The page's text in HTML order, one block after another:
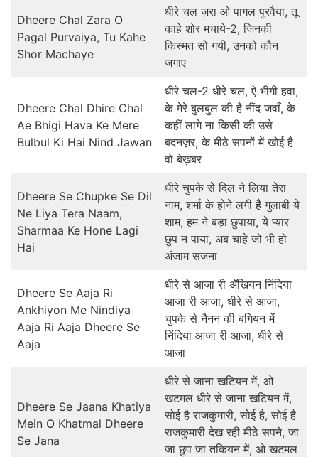
Dheere Chal Zara O
Pagal Purvaiya, Tu Kahe
Shor Machaye
धीरे चल ज़रा ओ पागल पुरवैया, तू
काहे शोर मचाये-2, जिनकी
किस्मत सो गयी, उनको कौन
जगाए
Dheere Chal Dhire Chal
Ae Bhigi Hava Ke Mere
Bulbul Ki Hai Nind Jawan
धीरे चल-2 धीरे चल, ऐ भीगी हवा,
के मेरे बुलबुल की है नींद जवाँ, के
कहीं लागे ना किसी की उसे
बदनज़र, के मीठे सपनों में खोई है
वो बेख़बर
Dheere Se Chupke Se Dil
Ne Liya Tera Naam,
Sharmaa Ke Hone Lagi
Hai
धीरे चुपके से दिल ने लिया तेरा
नाम, शर्मा के होने लगी है गुलाबी ये
शाम, हम ने बड़ा छुपाया, ये प्यार
छुप न पाया, अब चाहे जो भी हो
अंजाम सजना
Dheere Se Aaja Ri
Ankhiyon Me Nindiya
Aaja Ri Aaja Dheere Se
Aaja
धीरे से आजा री अँखियन निंदिया
आजा री आजा, धीरे से आजा,
चुपके से नैनन की बगियन में
निंदिया आजा री आजा, धीरे से
आजा
Dheere Se Jaana Khatiya
Mein O Khatmal Dheere
Se Jana
धीरे से जाना खटियन में, ओ
खटमल धीरे से जाना खटियन में,
सोई है राजकुमारी, सोई है, सोई है
राजकुमारी देख रही मीठे सपने, जा
जा छुप जा तकियन में, ओ खटमल